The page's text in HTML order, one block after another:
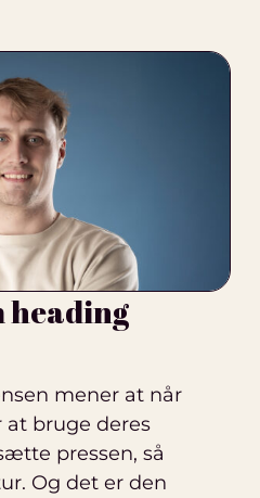
heading
mener at når
bruge deres
pressen, så
Og det er den